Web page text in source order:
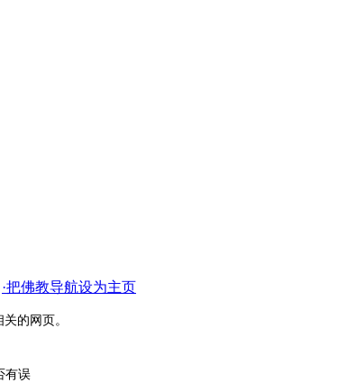
·把佛教导航设为主页
的网页。
有误